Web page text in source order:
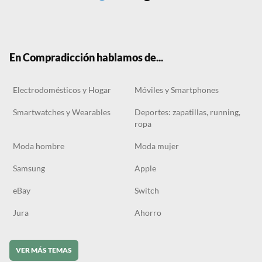
En Compradicción hablamos de...
Electrodomésticos y Hogar Móviles y Smartphones
Smartwatches y Wearables
Deportes: zapatillas, running,
ropa
Moda hombre Moda mujer
Samsung Apple
eBay Switch
Jura Ahorro
VER MÁS TEMAS